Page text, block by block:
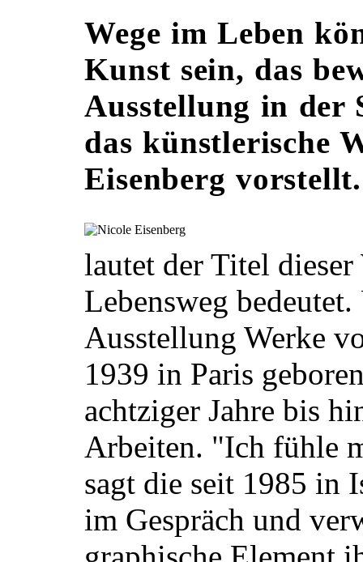
Wege im Leben
Kunst sein, das
Ausstellung in der
das künstlerische
Eisenberg vorstellt.
lautet der Titel
Lebensweg
Ausstellung Werke
1939 in Paris
achtziger Jahre bis
Arbeiten. "Ich fühle
sagt die seit 1985 in
im Gespräch und